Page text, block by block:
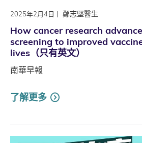
2025年2月4日 | 鄭志堅醫生
How cancer research
screening to improved
lives（只有英文）
南華早報
了解更多